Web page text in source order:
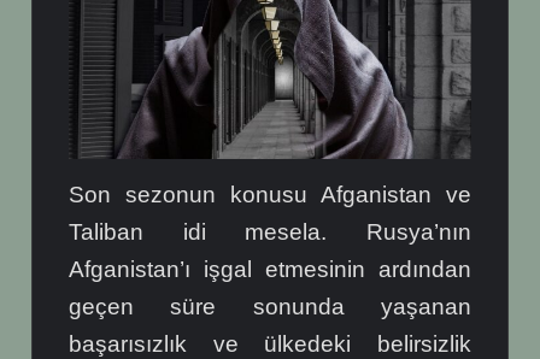
Son sezonun konusu Afganistan ve
Taliban idi mesela. Rusya’nın
Afganistan’ı işgal etmesinin ardından
geçen süre sonunda yaşanan
başarısızlık ve ülkedeki belirsizlik